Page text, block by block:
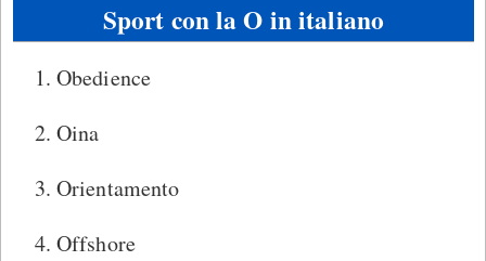
Sport con la O in italiano
Obedience
Oina
Orientamento
Offshore